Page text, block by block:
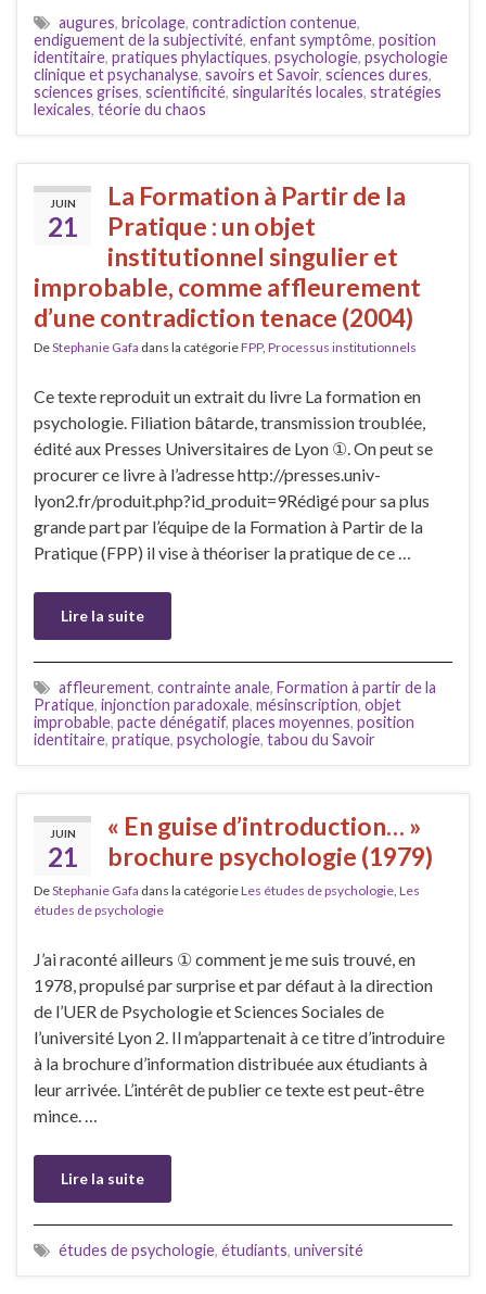
augures, bricolage, contradiction contenue,
endiguement de la subjectivité, enfant symptôme, position
identitaire, pratiques phylactiques, psychologie, psychologie
clinique et psychanalyse, savoirs et Savoir, sciences dures,
sciences grises, scientificité, singularités locales, stratégies
lexicales, téorie du chaos
JUIN
21
La Formation à Partir de la
Pratique : un objet
institutionnel singulier et
improbable, comme affleurement
d’une contradiction tenace (2004)
DeStephanie Gafa dans la catégorieFPP, Processus institutionnels
Ce texte reproduit un extrait du livre La formation en
psychologie. Filiation bâtarde, transmission troublée,
édité aux Presses Universitaires de Lyon ①. On peut se
procurer ce livre à l’adresse http://presses.univ-
lyon2.fr/produit.php?id_produit=9Rédigé pour sa plus
grande part par l’équipe de la Formation à Partir de la
Pratique (FPP) il vise à théoriser la pratique de ce …
Lire la suite
affleurement, contrainte anale, Formation à partir de la
Pratique, injonction paradoxale, mésinscription, objet
improbable, pacte dénégatif, places moyennes, position
identitaire, pratique, psychologie, tabou du Savoir
JUIN
21
« En guise d’introduction… »
brochure psychologie (1979)
DeStephanie Gafa dans la catégorieLes études de psychologie Les
études de psychologie
J’ai raconté ailleurs ① comment je me suis trouvé, en
1978, propulsé par surprise et par défaut à la direction
de l’UER de Psychologie et Sciences Sociales de
l’université Lyon 2. Il m’appartenait à ce titre d’introduire
à la brochure d’information distribuée aux étudiants à
leur arrivée. L’intérêt de publier ce texte est peut-être
mince. …
Lire la suite
études de psychologie, étudiants, université